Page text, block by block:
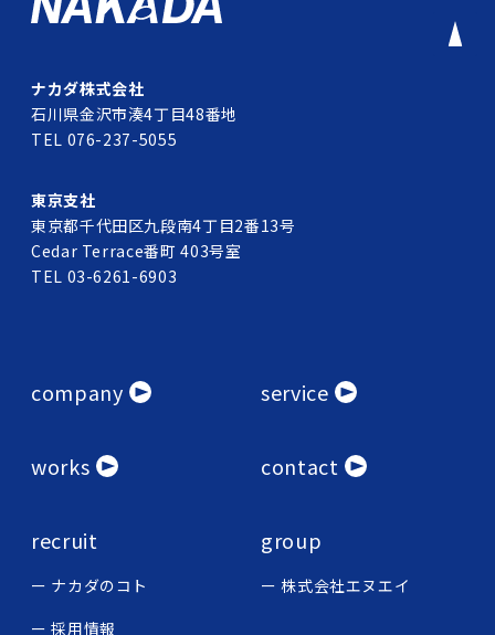
り
ナカダ株式会社
石川県金沢市湊4丁目48番地
TEL 076-237-5055
東京支社
東京都千代田区九段南4丁目2番13号
Cedar Terrace番町 403号室
TEL 03-6261-6903
company service
works contact
recruit
ナカダのコト
採用情報
group
株式会社エヌエイ